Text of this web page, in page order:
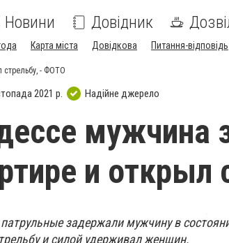
Новини Довідник
Карта міста Довідкова Питання-відповідь
стрельбу, - ФОТО
2021 р. Надійне джерело
мужчина
и
задержали мужчину в
и силой удерживал женщин.